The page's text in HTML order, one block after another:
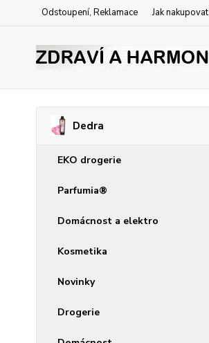
Odstoupení, Reklamace Jak nakupovat
Dedra
EKO drogerie
Parfumia®
Domácnost a elektro
Kosmetika
Novinky
Drogerie